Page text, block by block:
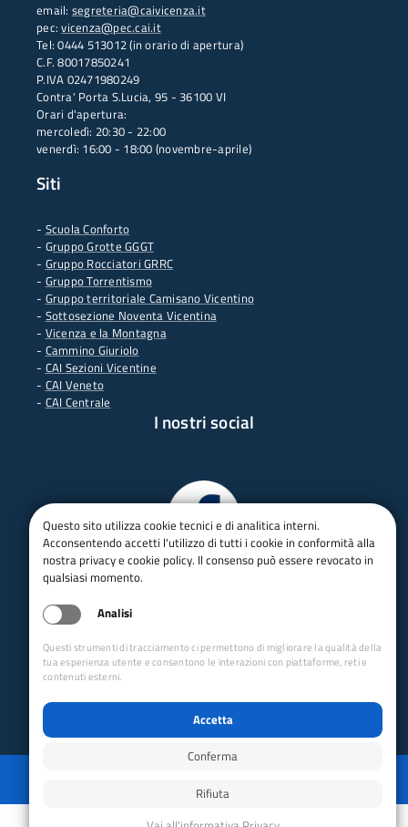
email: segreteria@caivicenza.it
pec:vicenza@pec.cai.it
Tel: 0444 513012 (in orario di apertura)
C.F. 80017850241
P.IVA 02471980249
Contra' Porta S.Lucia, 95 - 36100 VI
Orari d'apertura:
mercoledì: 20:30 - 22:00
venerdì: 16:00 - 18:00 (novembre-aprile)
Siti
- Scuola Conforto
- Gruppo Grotte GGGT
- Gruppo Rocciatori GRRC
- Gruppo Torrentismo
- Gruppo territoriale Camisano Vicentino
- Sottosezione Noventa Vicentina
- Vicenza e la Montagna
- Cammino Giuriolo
- CAI Sezioni Vicentine
- CAI Veneto
- CAI Centrale
I nostri social
Powered by GRUPPO YEC
Questo sito utilizza cookie tecnici e di analitica interni.
Acconsentendo accetti l'utilizzo di tutti i cookie in conformità alla
nostra privacy e cookie policy. Il consenso può essere revocato in
qualsiasi momento.
Analisi
Questi strumenti di tracciamento ci permettono di migliorare la qualità della
tua esperienza utente e consentono le interazioni con piattaforme, reti e
contenuti esterni.
Accetta
Conferma
Rifiuta